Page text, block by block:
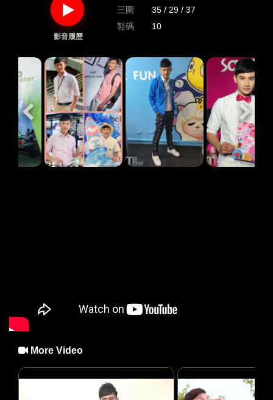
影音履歷
三圍
35 / 29 / 37
鞋碼
10
More Video